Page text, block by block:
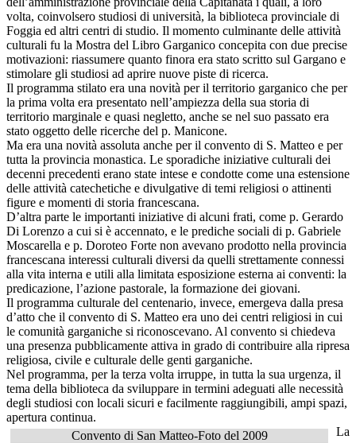
volta, coinvolsero studiosi di università, la biblioteca provinciale di
Foggia ed altri centri di studio. Il momento culminante delle attività
culturali fu la Mostra del Libro Garganico concepita con due precise
motivazioni: riassumere quanto finora era stato scritto sul Gargano e
stimolare gli studiosi ad aprire nuove piste di ricerca.
Il programma stilato era una novità per il territorio garganico che per
la prima volta era presentato nell’ampiezza della sua storia di
territorio marginale e quasi negletto, anche se nel suo passato era
stato oggetto delle ricerche del p. Manicone.
Ma era una novità assoluta anche per il convento di S. Matteo e per
tutta la provincia monastica. Le sporadiche iniziative culturali dei
decenni precedenti erano state intese e condotte come una estensione
delle attività catechetiche e divulgative di temi religiosi o attinenti
figure e momenti di storia francescana.
D’altra parte le importanti iniziative di alcuni frati, come p. Gerardo
Di Lorenzo a cui si è accennato, e le prediche sociali di p. Gabriele
Moscarella e p. Doroteo Forte non avevano prodotto nella provincia
francescana interessi culturali diversi da quelli strettamente connessi
alla vita interna e utili alla limitata esposizione esterna ai conventi: la
predicazione, l’azione pastorale, la formazione dei giovani.
Il programma culturale del centenario, invece, emergeva dalla presa
d’atto che il convento di S. Matteo era uno dei centri religiosi in cui
le comunità garganiche si riconoscevano. Al convento si chiedeva
una presenza pubblicamente attiva in grado di contribuire alla ripresa
religiosa, civile e culturale delle genti garganiche.
Nel programma, per la terza volta irruppe, in tutta la sua urgenza, il
tema della biblioteca da sviluppare in termini adeguati alle necessità
degli studiosi con locali sicuri e facilmente raggiungibili, ampi spazi,
apertura continua.
Convento di San Matteo-Foto del 2009
La